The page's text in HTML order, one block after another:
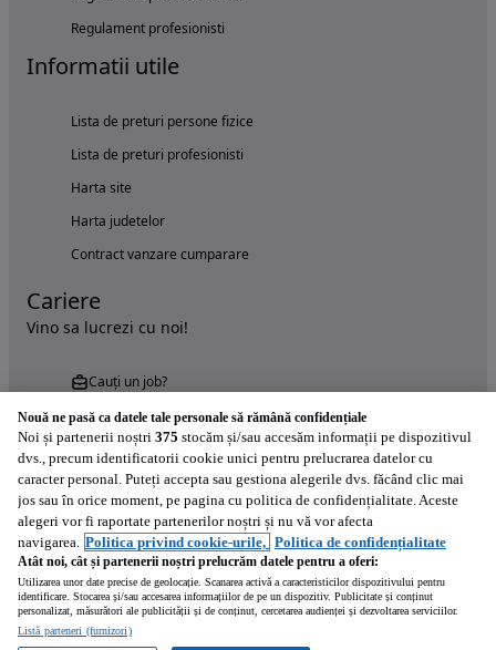
Regulament profesionisti
Informatii utile
Lista de preturi persone fizice
Lista de preturi profesionisti
Harta site
Harta judetelor
Contract vanzare cumparare
Cariere
Vino sa lucrezi cu noi!
Cauți un job?
Încearcă acum aplicația Autovit.ro
Nouă ne pasă ca datele tale personale să rămână confidențiale
Noi și partenerii noștri 375 stocăm și/sau accesăm informații pe dispozitivul
dvs., precum identificatorii cookie unici pentru prelucrarea datelor cu
caracter personal. Puteți accepta sau gestiona alegerile dvs. făcând clic mai
jos sau în orice moment, pe pagina cu politica de confidențialitate. Aceste
alegeri vor fi raportate partenerilor noștri și nu vă vor afecta
navigarea. Politica privind cookie-urile, Politica de confidențialitate
Atât noi, cât și partenerii noștri prelucrăm datele pentru a oferi:
Utilizarea unor date precise de geolocație. Scanarea activă a caracteristicilor dispozitivului pentru
identificare. Stocarea și/sau accesarea informațiilor de pe un dispozitiv. Publicitate și conținut
personalizat, măsurători ale publicității și de conținut, cercetarea audienței și dezvoltarea serviciilor.
Listă parteneri (furnizori)